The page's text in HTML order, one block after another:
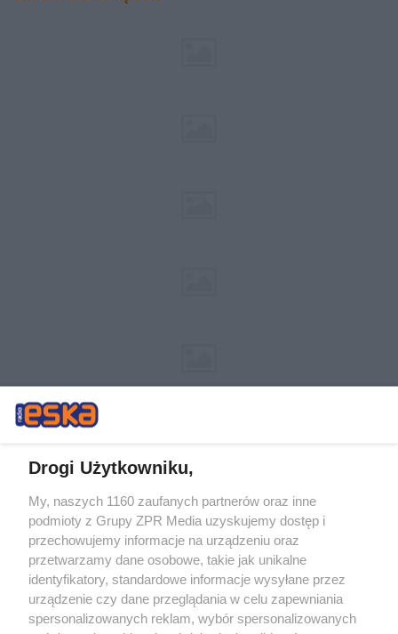
Żaden utwór zamieszczony w serwisie nie może być powielany i
rozpowszechniany lub dalej rozpowszechniany w jakikolwiek sposób (w
tym także elektroniczny lub mechaniczny) na jakimkolwiek polu
eksploatacji w jakiejkolwiek formie, włącznie z umieszczaniem w
Internecie bez pisemnej zgody właściciela praw. Jakiekolwiek użycie lub
wykorzystanie utworów w całości lub w części z naruszeniem prawa,
tzn. bez właściwej zgody, jest zabronione pod groźbą kary i może być
ścigane prawnie.
Drogi Użytkowniku,
My, naszych 1160 zaufanych partnerów oraz inne
podmioty z Grupy ZPR Media uzyskujemy dostęp i
przechowujemy informacje na urządzeniu oraz
przetwarzamy dane osobowe, takie jak unikalne
identyfikatory, standardowe informacje wysyłane przez
urządzenie czy dane przeglądania w celu zapewniania
spersonalizowanych reklam, wybór spersonalizowanych